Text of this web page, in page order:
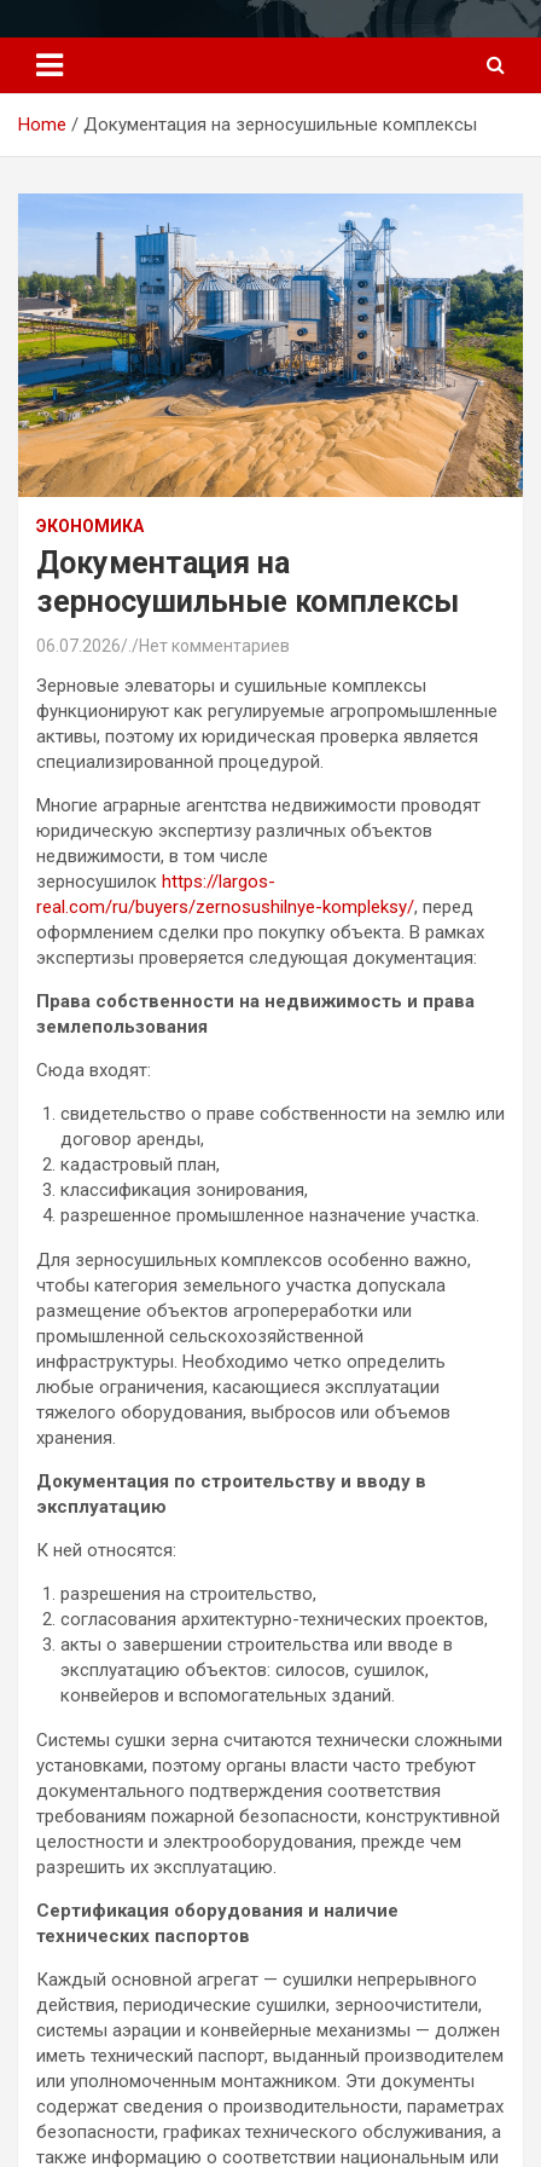
к
содержимому
Home Документация на зерносушильные комплексы
ЭКОНОМИКА
Документация на
зерносушильные комплексы
06.07.2026 Нет комментариев
Зерновые элеваторы и сушильные комплексы
функционируют как регулируемые агропромышленные
активы, поэтому их юридическая проверка является
специализированной процедурой.
Многие аграрные агентства недвижимости проводят
юридическую экспертизу различных объектов
недвижимости, в том числе
зерносушилок https://largos-
real.com/ru/buyers/zernosushilnye-kompleksy/, перед
оформлением сделки про покупку объекта. В рамках
экспертизы проверяется следующая документация:
Права собственности на недвижимость и права
землепользования
Сюда входят:
свидетельство о праве собственности на землю или
договор аренды,
кадастровый план,
классификация зонирования,
разрешенное промышленное назначение участка.
Для зерносушильных комплексов особенно важно,
чтобы категория земельного участка допускала
размещение объектов агропереработки или
промышленной сельскохозяйственной
инфраструктуры. Необходимо четко определить
любые ограничения, касающиеся эксплуатации
тяжелого оборудования, выбросов или объемов
хранения.
Документация по строительству и вводу в
эксплуатацию
К ней относятся:
разрешения на строительство,
согласования архитектурно-технических проектов,
акты о завершении строительства или вводе в
эксплуатацию объектов: силосов, сушилок,
конвейеров и вспомогательных зданий.
Системы сушки зерна считаются технически сложными
установками, поэтому органы власти часто требуют
документального подтверждения соответствия
требованиям пожарной безопасности, конструктивной
целостности и электрооборудования, прежде чем
разрешить их эксплуатацию.
Сертификация оборудования и наличие
технических паспортов
Каждый основной агрегат — сушилки непрерывного
действия, периодические сушилки, зерноочистители,
системы аэрации и конвейерные механизмы — должен
иметь технический паспорт, выданный производителем
или уполномоченным монтажником. Эти документы
содержат сведения о производительности, параметрах
безопасности, графиках технического обслуживания, а
также информацию о соответствии национальным или